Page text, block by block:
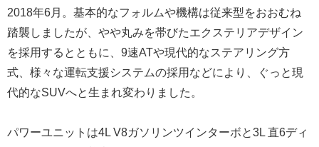
2018年6月。基本的なフォルムや機構は従来型をおおむね
踏襲しましたが、やや丸みを帯びたエクステリアデザイン
を採用するとともに、9速ATや現代的なステアリング方
式、様々な運転支援システムの採用などにより、ぐっと現
代的なSUVへと生まれ変わりました。
パワーユニットは4L V8ガソリンツインターボと3L 直6ディ